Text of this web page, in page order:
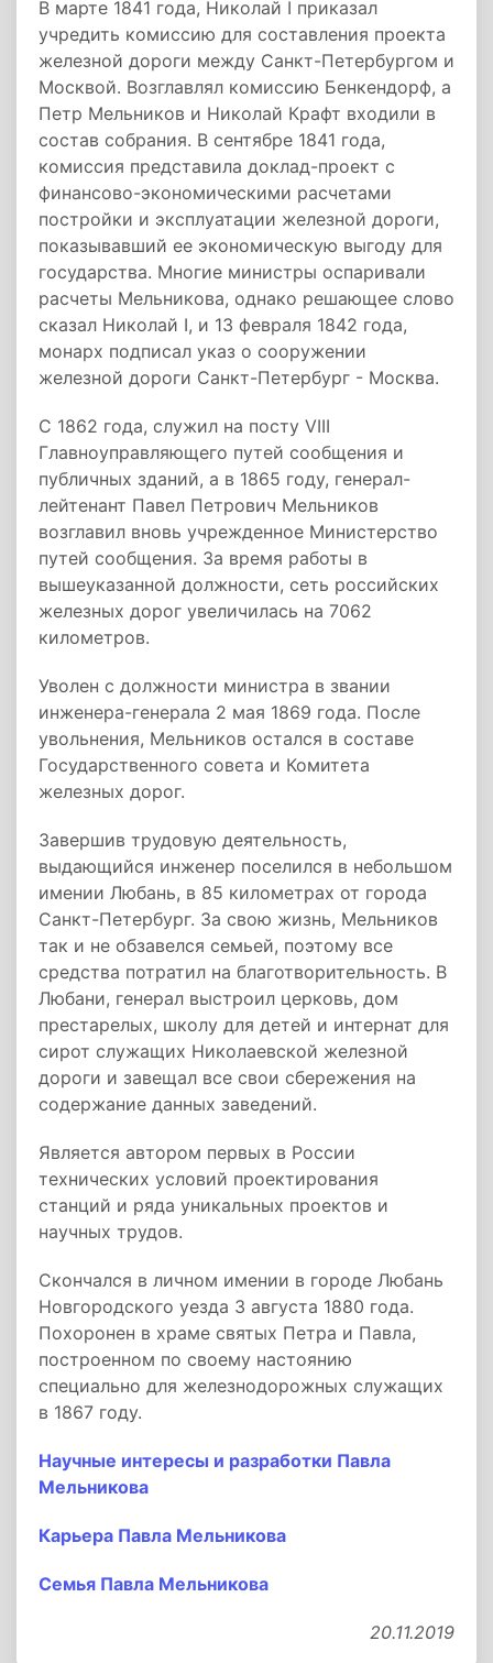
В марте 1841 года, Николай I приказал
учредить комиссию для составления проекта
железной дороги между Санкт-Петербургом и
Москвой. Возглавлял комиссию Бенкендорф, а
Петр Мельников и Николай Крафт входили в
состав собрания. В сентябре 1841 года,
комиссия представила доклад-проект с
финансово-экономическими расчетами
постройки и эксплуатации железной дороги,
показывавший ее экономическую выгоду для
государства. Многие министры оспаривали
расчеты Мельникова, однако решающее слово
сказал Николай I, и 13 февраля 1842 года,
монарх подписал указ о сооружении
железной дороги Санкт-Петербург - Москва.
С 1862 года, служил на посту VIII
Главноуправляющего путей сообщения и
публичных зданий, а в 1865 году, генерал-
лейтенант Павел Петрович Мельников
возглавил вновь учрежденное Министерство
путей сообщения. За время работы в
вышеуказанной должности, сеть российских
железных дорог увеличилась на 7062
километров.
Уволен с должности министра в звании
инженера-генерала 2 мая 1869 года. После
увольнения, Мельников остался в составе
Государственного совета и Комитета
железных дорог.
Завершив трудовую деятельность,
выдающийся инженер поселился в небольшом
имении Любань, в 85 километрах от города
Санкт-Петербург. За свою жизнь, Мельников
так и не обзавелся семьей, поэтому все
средства потратил на благотворительность. В
Любани, генерал выстроил церковь, дом
престарелых, школу для детей и интернат для
сирот служащих Николаевской железной
дороги и завещал все свои сбережения на
содержание данных заведений.
Является автором первых в России
технических условий проектирования
станций и ряда уникальных проектов и
научных трудов.
Скончался в личном имении в городе Любань
Новгородского уезда 3 августа 1880 года.
Похоронен в храме святых Петра и Павла,
построенном по своему настоянию
специально для железнодорожных служащих
в 1867 году.
Научные интересы и разработки Павла
Мельникова
Карьера Павла Мельникова
Семья Павла Мельникова
20.11.2019